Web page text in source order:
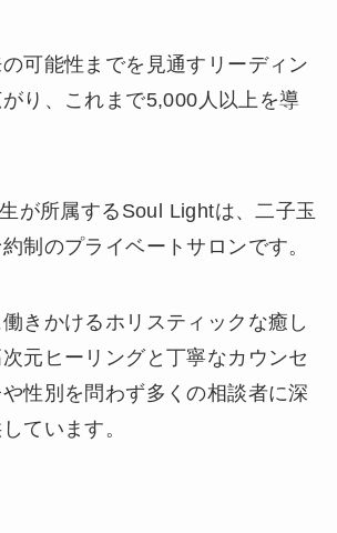
可能性までを見通すリーディン
り、これまで5,000人以上を導
が所属するSoul Lightは、二子玉
制のプライベートサロンです。
きかけるホリスティックな癒し
元ヒーリングと丁寧なカウンセ
性別を問わず多くの相談者に深
ています。